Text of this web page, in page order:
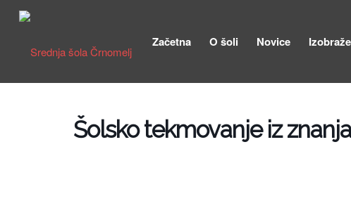
Začetna O šoli Novice
Šolsko tekmovanje iz